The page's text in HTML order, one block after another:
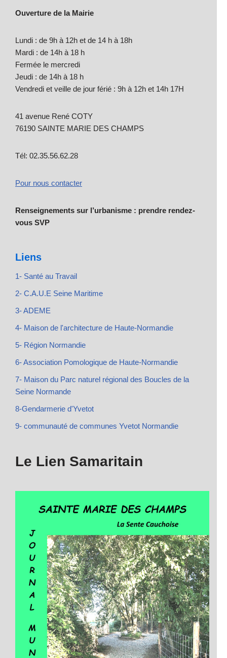
Ouverture de la Mairie
Lundi : de 9h à 12h et de 14 h à 18h
Mardi : de 14h à 18 h
Fermée le mercredi
Jeudi : de 14h à 18 h
Vendredi et veille de jour férié : 9h à 12h et 14h 17H
41 avenue René COTY
76190 SAINTE MARIE DES CHAMPS
Tél: 02.35.56.62.28
Pour nous contacter
Renseignements sur l’urbanisme : prendre rendez-
vous SVP
Liens
1- Santé au Travail
2- C.A.U.E Seine Maritime
3- ADEME
4- Maison de l'architecture de Haute-Normandie
5- Région Normandie
6- Association Pomologique de Haute-Normandie
7- Maison du Parc naturel régional des Boucles de la
Seine Normande
8-Gendarmerie d'Yvetot
9- communauté de communes Yvetot Normandie
Le Lien Samaritain